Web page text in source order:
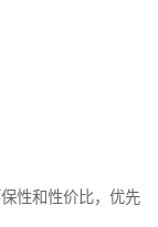
性和性价比，优先